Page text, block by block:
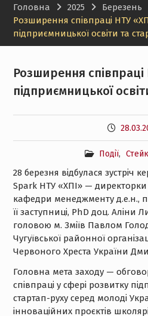
Меркаторум (Італія)
Головна 2025 Березень
Розширення співпраці НТУ
підприємницької освіти та
Розширення
підприємницької
Події,
28 березня відбулася зустріч
Spark НТУ «ХПІ» — директорки
кафедри менеджменту д.е.н.,
її заступниці, PhD доц. Аліни
головою м. Зміїв Павлом
Чугуївської районної
Червоного Хреста України
Головна мета заходу —
співпраці у сфері розвитку
стартап-руху серед молоді
інноваційних проєктів